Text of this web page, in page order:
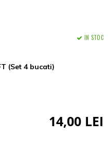
(Set 4 bucati)
IN STOC
14,00 LEI